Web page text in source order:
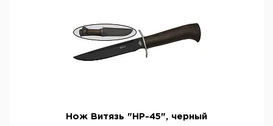
Нож Витязь "НР-45", черный